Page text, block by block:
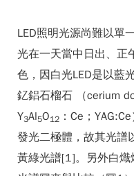
LED照明光源尚難以單
光在一天當中日出、正
色，因白光LED是以藍
釔鋁石榴石 （cerium
Y3Al5O12 ：Ce；
發光二極體，故其光譜
黃綠光譜[1]。另外白熾